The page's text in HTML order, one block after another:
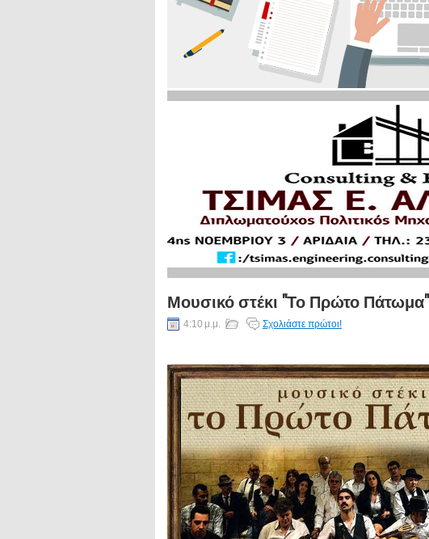
Μουσικό στέκι "Το Πρώτο
4:10 μ.μ. Σχολιάστε πρώτοι!